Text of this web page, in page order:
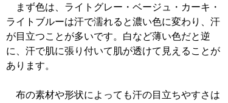
まず色は、ライトグレー・ベージュ・カーキ・
ライトブルーは汗で濡れると濃い色に変わり、汗
が目立つことが多いです。白など薄い色だと逆
に、汗で肌に張り付いて肌が透けて見えることが
あります。
布の素材や形状によっても汗の目立ちやすさは